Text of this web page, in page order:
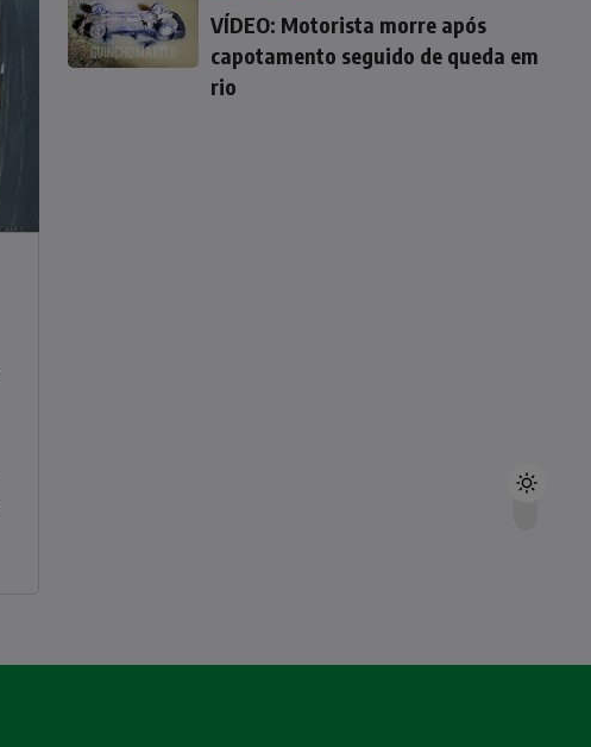
VÍDEO: Motorista morre após
capotamento seguido de queda em
rio